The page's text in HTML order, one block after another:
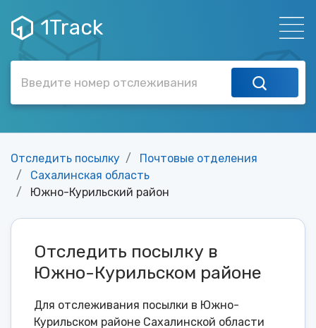
1Track
Отследить посылку
Почтовые отделения
Сахалинская область
Южно-Курильский район
Отследить посылку в
Южно-Курильском районе
Для отслеживания посылки в Южно-
Курильском районе Сахалинской области